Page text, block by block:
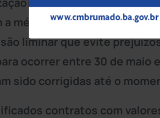
média dos valores
liminar que evite
ocorrer entre 30 de maio
sido corrigidas até o
contratos com